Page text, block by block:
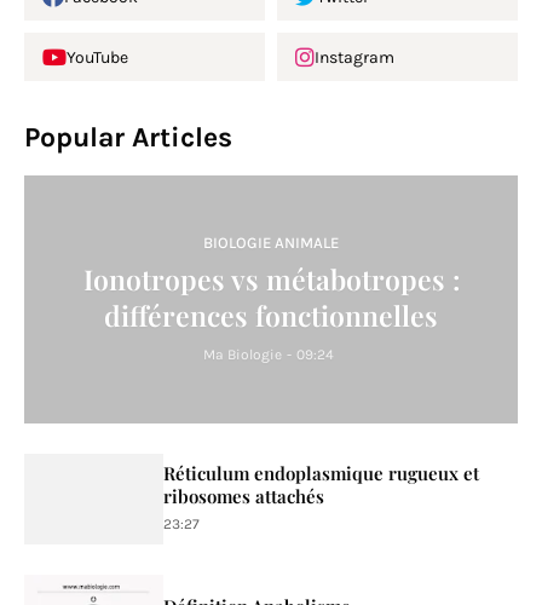
YouTube Instagram
Popular Articles
BIOLOGIE ANIMALE
Ionotropes vs métabotropes :
différences fonctionnelles
Ma Biologie - 09:24
Réticulum endoplasmique rugueux et
ribosomes attachés
23:27